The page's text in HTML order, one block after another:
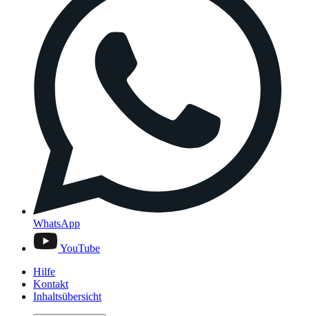
WhatsApp
YouTube
Hilfe
Kontakt
Inhaltsübersicht